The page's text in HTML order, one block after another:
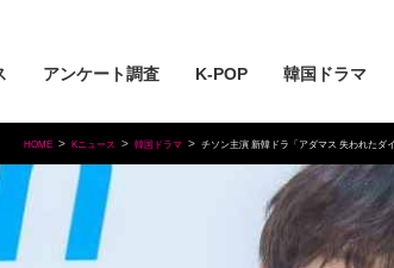
アンケート調査 K-POP 韓国ドラマ
HOME Kニュース 韓国ドラマ チソン主演 新韓ドラ「アダマス 失われたダ